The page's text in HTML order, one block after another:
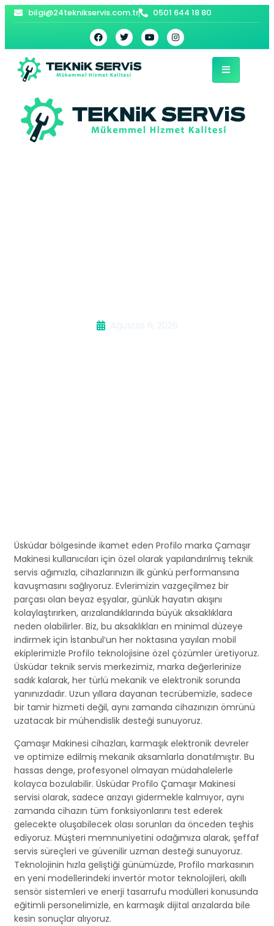
bilgi@24teknikservis.com.tr 0501 644 18 80
Ağustos 6, 2026
Üsküdar bölgesinde ikamet eden Profilo marka Çamaşır
Makinesi kullanıcıları için özel olarak yapılandırılmış teknik
servis ağımızla, cihazlarınızın ilk günkü performansına
kavuşmasını sağlıyoruz. Evlerimizin vazgeçilmez bir
parçası olan beyaz eşyalar, günlük hayatın akışını
kolaylaştırırken, arızalandıklarında büyük aksaklıklara
neden olabilirler. Biz, bu aksaklıkları en minimal düzeye
indirmek için İstanbul’un her noktasına yayılan mobil
ekiplerimizle Profilo teknolojisine özel çözümler üretiyoruz.
Üsküdar teknik servis merkezimiz, marka değerlerinize
sadık kalarak, her türlü mekanik ve elektronik sorunda
yanınızdadır. Uzun yıllara dayanan tecrübemizle, sadece
bir tamir hizmeti değil, aynı zamanda cihazınızın ömrünü
uzatacak bir mühendislik desteği sunuyoruz.
Çamaşır Makinesi cihazları, karmaşık elektronik devreler
ve optimize edilmiş mekanik aksamlarla donatılmıştır. Bu
hassas denge, profesyonel olmayan müdahalelerle
kolayca bozulabilir. Üsküdar Profilo Çamaşır Makinesi
servisi olarak, sadece arızayı gidermekle kalmıyor, aynı
zamanda cihazın tüm fonksiyonlarını test ederek
gelecekte oluşabilecek olası sorunları da önceden teşhis
ediyoruz. Müşteri memnuniyetini odağımıza alarak, şeffaf
servis süreçleri ve güvenilir uzman desteği sunuyoruz.
Teknolojinin hızla geliştiği günümüzde, Profilo markasının
en yeni modellerindeki invertör motor teknolojileri, akıllı
sensör sistemleri ve enerji tasarrufu modülleri konusunda
eğitimli personelimizle, en karmaşık dijital arızalarda bile
kesin sonuçlar alıyoruz.